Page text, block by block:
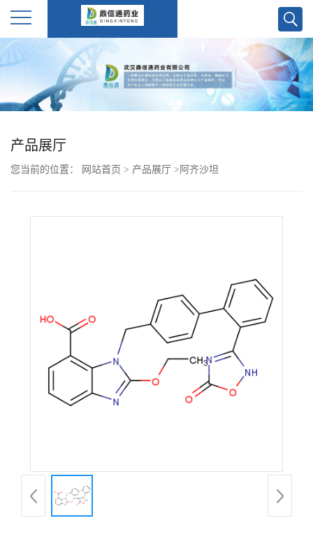
公
产
产品展厅
您当前的位置： 网站首页 > 产品展厅 > 阿齐沙坦